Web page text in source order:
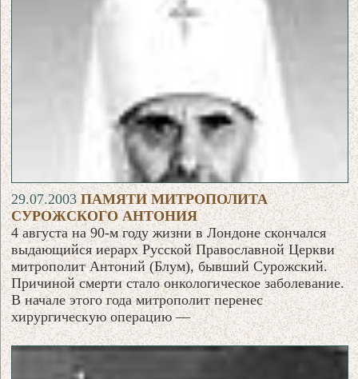
29.07.2003ПАМЯТИ МИТРОПОЛИТА
СУРОЖСКОГО АНТОНИЯ
4 августа на 90-м году жизни в Лондоне скончался
выдающийся иерарх Русской Православной Церкви
митрополит Антоний (Блум), бывший Сурожский.
Причиной смерти стало онкологическое заболевание.
В начале этого года митрополит перенес
хирургическую операцию —